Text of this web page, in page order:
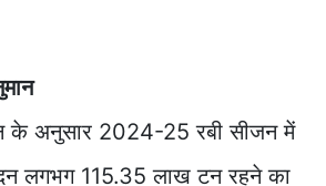
के अनुसार 2024-25 रबी सीजन में
लगभग 115.35 लाख टन रहने का